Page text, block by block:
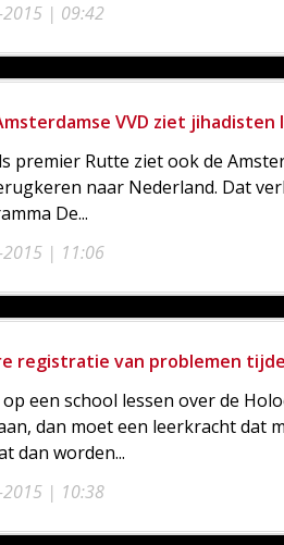
2015 | 09:42
VVD ziet
2015 | 11:06
premier Rutte ziet ook de
naar Nederland. Dat
De...
registratie van problemen
2015 | 10:38
op een school lessen over de
dan moet een leerkracht dat
dan worden...